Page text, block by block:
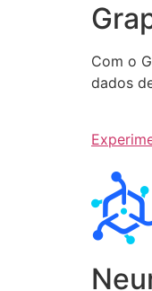
Com o
dados